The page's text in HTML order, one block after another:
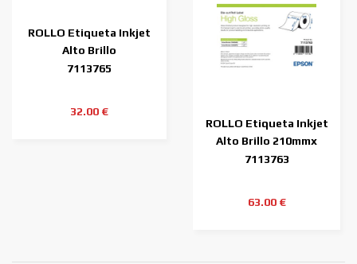
ROLLO Etiqueta Inkjet
Alto Brillo
105mmx210mm (273
7113765
32.00 €
ROLLO Etiqueta Inkjet
Alto Brillo 210mmx
297mm (194 etiq.)
7113763
63.00 €